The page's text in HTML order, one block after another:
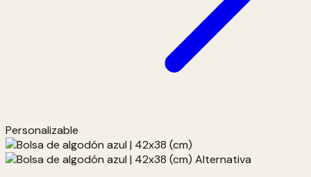
Personalizable